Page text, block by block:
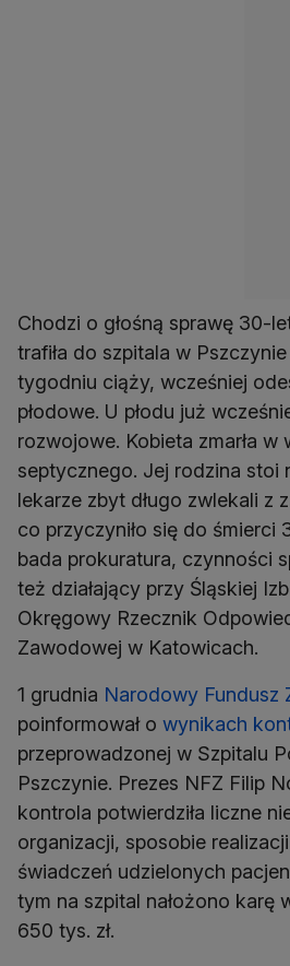
Chodzi o głośną sprawę 30-
trafiła do szpitala w
tygodniu ciąży, wcześniej
płodowe. U płodu już
rozwojowe. Kobieta zmarła w
septycznego. Jej rodzina stoi
lekarze zbyt długo zwlekali z
co przyczyniło się do śmierci
bada prokuratura, czynności
też działający przy Śląskiej
Okręgowy Rzecznik
Zawodowej w Katowicach.
1 grudnia Narodowy Fundusz
poinformował o wynikach
przeprowadzonej w Szpitalu
Pszczynie. Prezes NFZ Filip
kontrola potwierdziła liczne
organizacji, sposobie
świadczeń udzielonych
tym na szpital nałożono karę
650 tys. zł.